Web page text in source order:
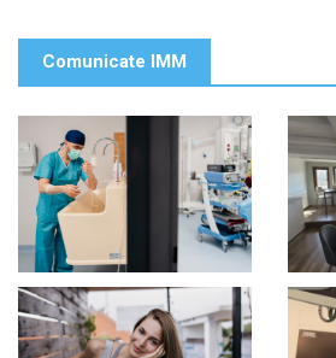
Comunicate IMM